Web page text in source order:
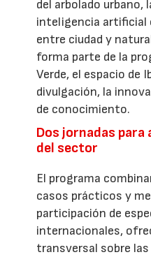
del arbolado urbano,
inteligencia artificial
entre ciudad y
forma parte de la
Verde, el espacio de
divulgación, la
de conocimiento.
Dos jornadas
del sector
El programa
casos prácticos y
participación de
internacionales,
transversal sobre